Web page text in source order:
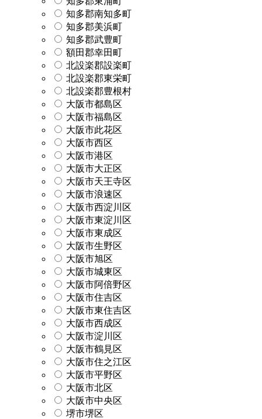
知多郡南知多町
知多郡美浜町
知多郡武豊町
額田郡幸田町
北設楽郡設楽町
北設楽郡東栄町
北設楽郡豊根村
大阪市都島区
大阪市福島区
大阪市此花区
大阪市西区
大阪市港区
大阪市大正区
大阪市天王寺区
大阪市浪速区
大阪市西淀川区
大阪市東淀川区
大阪市東成区
大阪市生野区
大阪市旭区
大阪市城東区
大阪市阿倍野区
大阪市住吉区
大阪市東住吉区
大阪市西成区
大阪市淀川区
大阪市鶴見区
大阪市住之江区
大阪市平野区
大阪市北区
大阪市中央区
堺市堺区